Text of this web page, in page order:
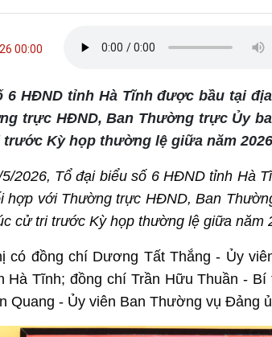
00:00
6 HĐND tỉnh Hà Tĩnh được bầu tại
trực HĐND, Ban Thường trực Ủy
Kỳ họp thường lệ giữa năm
2026, Tổ đại biểu số 6 HĐND tỉnh Hà
hợp với Thường trực HĐND, Ban
cử tri trước Kỳ họp thường lệ giữa năm
có đồng chí Dương Tất Thắng - Ủy
Hà Tĩnh; đồng chí Trần Hữu Thuần -
Quang - Ủy viên Ban Thường vụ Đảng